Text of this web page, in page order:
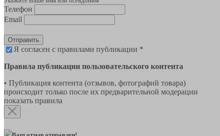
Телефон
Email
Отправить
Я согласен с правилами публикации *
Правила публикации пользовательского контента
• Публикация контента (отзывов, фотографий товара)
происходит только после их предварительной модерации
показать правила